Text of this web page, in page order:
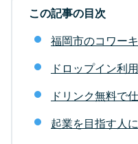
この記事の目次
福岡市のコワー
ドロップイン利
ドリンク無料で
起業を目指す人